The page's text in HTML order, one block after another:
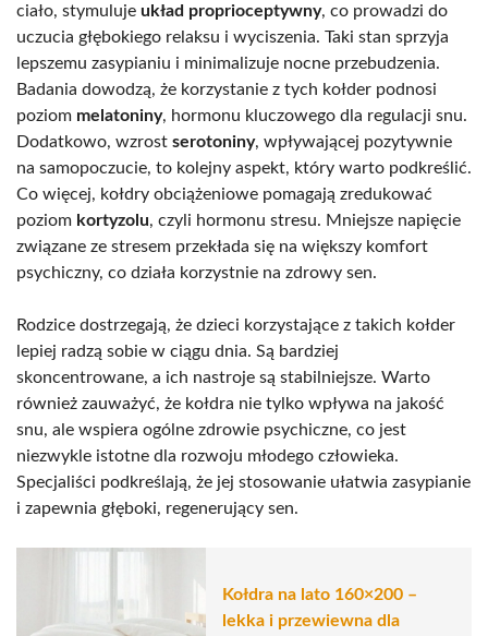
ciało, stymuluje układ proprioceptywny, co prowadzi do
uczucia głębokiego relaksu i wyciszenia. Taki stan sprzyja
lepszemu zasypianiu i minimalizuje nocne przebudzenia.
Badania dowodzą, że korzystanie z tych kołder podnosi
poziom melatoniny, hormonu kluczowego dla regulacji snu.
Dodatkowo, wzrost serotoniny, wpływającej pozytywnie
na samopoczucie, to kolejny aspekt, który warto podkreślić.
Co więcej, kołdry obciążeniowe pomagają zredukować
poziom kortyzolu, czyli hormonu stresu. Mniejsze napięcie
związane ze stresem przekłada się na większy komfort
psychiczny, co działa korzystnie na zdrowy sen.
Rodzice dostrzegają, że dzieci korzystające z takich kołder
lepiej radzą sobie w ciągu dnia. Są bardziej
skoncentrowane, a ich nastroje są stabilniejsze. Warto
również zauważyć, że kołdra nie tylko wpływa na jakość
snu, ale wspiera ogólne zdrowie psychiczne, co jest
niezwykle istotne dla rozwoju młodego człowieka.
Specjaliści podkreślają, że jej stosowanie ułatwia zasypianie
i zapewnia głęboki, regenerujący sen.
Kołdra na lato 160×200 –
lekka i przewiewna dla